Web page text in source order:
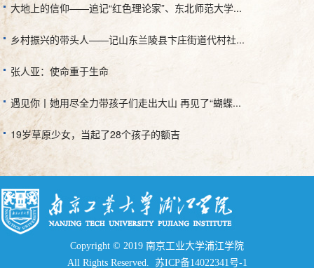
大地上的信仰——追记“红色理论家”、东北师范大学...
乡村振兴的带头人——记山东兰陵县卞庄街道代村社...
张人亚：使命重于生命
遇见你丨她用尽全力带孩子们走出大山 再见了“蝴蝶...
19岁草原少女，当起了28个孩子的额吉
Copyright © 2019 南京工业大学浦江学院
All Rights Reserved. 苏ICP备14022341号-1